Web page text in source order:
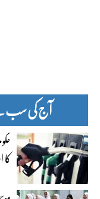
آج کی سب